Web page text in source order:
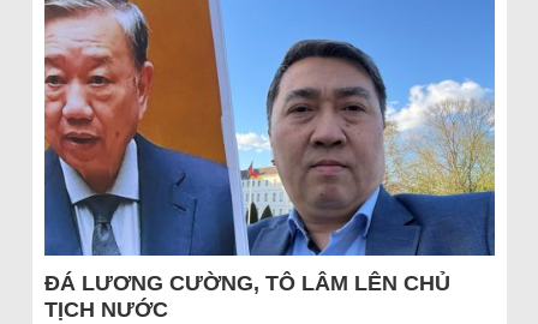
ĐÁ LƯƠNG CƯỜNG, TÔ LÂM LÊN CHỦ
TỊCH NƯỚC